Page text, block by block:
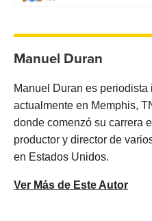
Manuel Duran
Manuel Duran es
actualmente en Memphis,
donde comenzó su carrera
productor y director de
en Estados Unidos.
Ver Más de Este Autor